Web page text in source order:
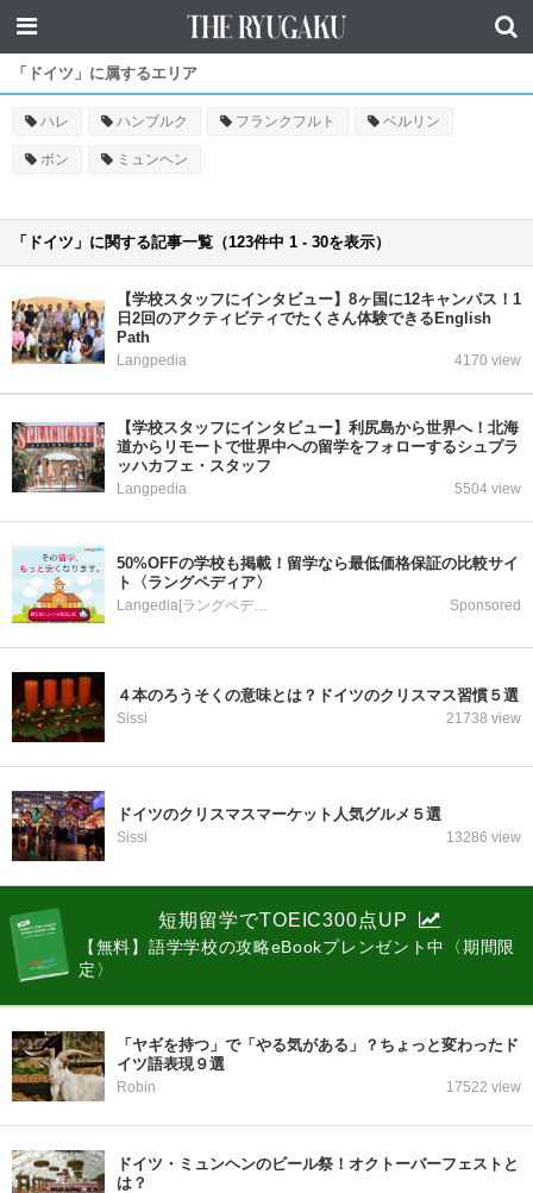
「ドイツ」に属するエリア
ハレ ハンブルク フランクフルト ベルリン
ボン ミュンヘン
「ドイツ」に関する記事一覧（123件中 1 - 30を表示）
【学校スタッフにインタビュー】8ヶ国に12キャンパス！1
日2回のアクティビティでたくさん体験できるEnglish
Path
Langpedia 4170 view
【学校スタッフにインタビュー】利尻島から世界へ！北海
道からリモートで世界中への留学をフォローするシュプラ
ッハカフェ・スタッフ
Langpedia 5504 view
50%OFFの学校も掲載！留学なら最低価格保証の比較サイ
ト〈ラングペディア〉
Langedia[ラングペディア] Sponsored
４本のろうそくの意味とは？ドイツのクリスマス習慣５選
Sissi 21738 view
ドイツのクリスマスマーケット人気グルメ５選
Sissi 13286 view
短期留学でTOEIC300点UP
【無料】語学学校の攻略eBookプレンゼント中〈期間限
定〉
「ヤギを持つ」で「やる気がある」？ちょっと変わったド
イツ語表現９選
Robin 17522 view
ドイツ・ミュンヘンのビール祭！オクトーバーフェストと
は？